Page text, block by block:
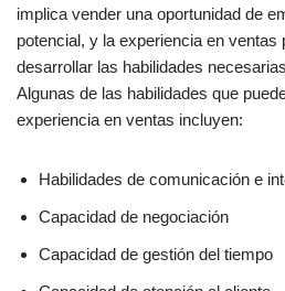
implica vender una oportunidad de
potencial, y la experiencia en ventas
desarrollar las habilidades
Algunas de las habilidades que
experiencia en ventas incluyen:
Habilidades de comunicación e
Capacidad de negociación
Capacidad de gestión del tiempo